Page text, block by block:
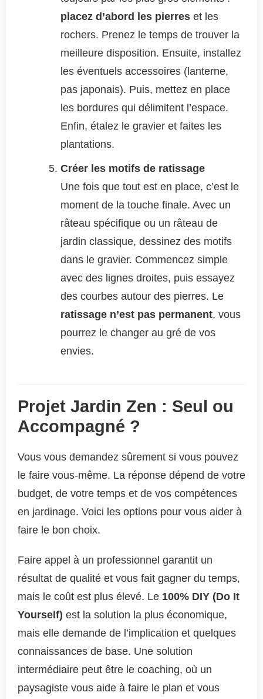
placez d’abord les pierreset les
rochers. Prenez le temps de trouver la
meilleure disposition. Ensuite, installez
les éventuels accessoires (lanterne,
pas japonais). Puis, mettez en place
les bordures qui délimitent l’espace.
Enfin, étalez le gravier et faites les
plantations.
Créer les motifs de ratissage
Une fois que tout est en place, c’est le
moment de la touche finale. Avec un
râteau spécifique ou un râteau de
jardin classique, dessinez des motifs
dans le gravier. Commencez simple
avec des lignes droites, puis essayez
des courbes autour des pierres. Le
ratissage n’est pas permanent, vous
pourrez le changer au gré de vos
envies.
Projet Jardin Zen : Seul ou
Accompagné ?
Vous vous demandez sûrement si vous pouvez
le faire vous-même. La réponse dépend de votre
budget, de votre temps et de vos compétences
en jardinage. Voici les options pour vous aider à
faire le bon choix.
Faire appel à un professionnel garantit un
résultat de qualité et vous fait gagner du temps,
mais le coût est plus élevé. Le 100% DIY (Do It
Yourself) est la solution la plus économique,
mais elle demande de l’implication et quelques
connaissances de base. Une solution
intermédiaire peut être le coaching, où un
paysagiste vous aide à faire le plan et vous